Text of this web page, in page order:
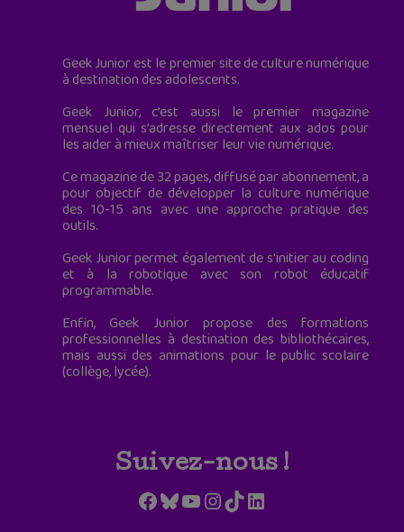
Geek Junior est le premier site de culture numérique
à destination des adolescents.
Geek Junior, c’est aussi le premier magazine
mensuel qui s’adresse directement aux ados pour
les aider à mieux maîtriser leur vie numérique.
Ce magazine de 32 pages, diffusé par abonnement, a
pour objectif de développer la culture numérique
des 10-15 ans avec une approche pratique des
outils.
Geek Junior permet également de s'initier au coding
et à la robotique avec son robot éducatif
programmable.
Enfin, Geek Junior propose des formations
professionnelles à destination des bibliothécaires,
mais aussi des animations pour le public scolaire
(collège, lycée).
Suivez-nous !
Facebook
Bluesky
YouTube
Instagram
TikTokLinkedIn